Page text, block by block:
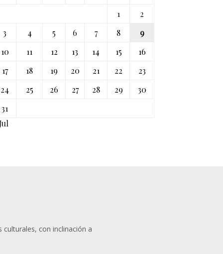
1
2
3
4 5 6 7 8
9
10
11 12 13 14 15
16
17
18 19 20 21 22
23
24
25 26 27 28 29
30
31
con inclinación a